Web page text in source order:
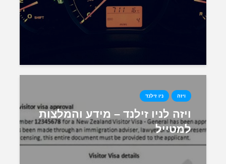
ויזה ניו זילנד
ויזה לניו זילנד – מידע והמלצות
למטייל